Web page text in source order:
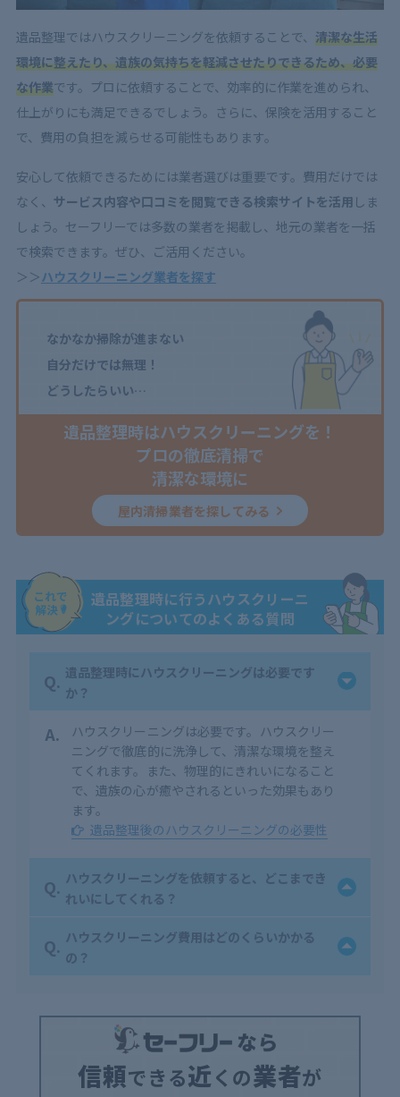
遺品整理ではハウスクリーニングを依頼することで、 清潔な生活
環境に整えたり、遺族の気持ちを軽減させたりできるため、必要
な作業です。プロに依頼することで、効率的に作業を進められ、
仕上がりにも満足できるでしょう。さらに、保険を活用すること
で、費用の負担を減らせる可能性もあります。
安心して依頼できるためには業者選びは重要です。費用だけでは
なく、 サービス内容や口コミを閲覧できる検索サイトを活用 しま
しょう。セーフリーでは多数の業者を掲載し、地元の業者を一括
で検索できます。ぜひ、ご活用ください。
＞＞ハウスクリーニング業者を探す
なかなか掃除が進まない
自分だけでは無理！
どうしたらいい…
遺品整理時はハウスクリーニングを！
プロの徹底清掃で
清潔な環境に
屋内清掃業者を探してみる
遺品整理時に行うハウスクリーニ
ングについてのよくある質問
Q. 遺品整理時にハウスクリーニングは必要です
か？
A.
ハウスクリーニングは必要です。ハウスクリー
ニングで徹底的に洗浄して、清潔な環境を整え
てくれます。また、物理的にきれいになること
で、遺族の心が癒やされるといった効果もあり
ます。
遺品整理後のハウスクリーニングの必要性
Q. ハウスクリーニングを依頼すると、どこまでき
れいにしてくれる？
Q. ハウスクリーニング費用はどのくらいかかる
の？
信頼できる近くの業者が